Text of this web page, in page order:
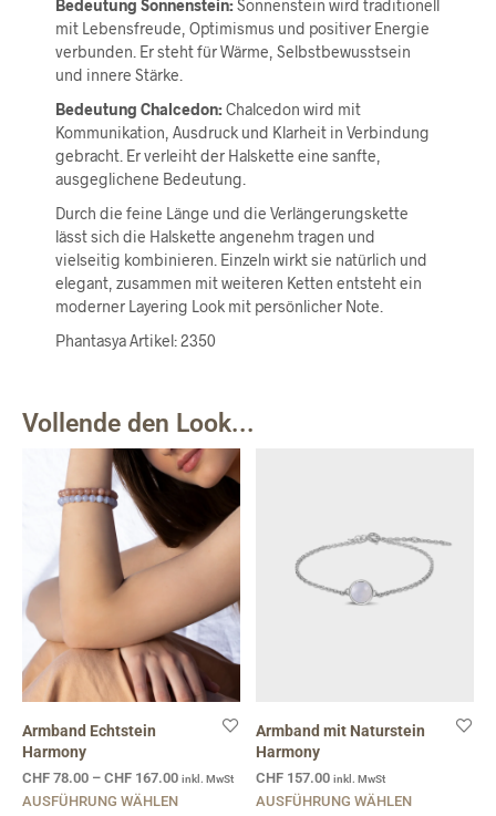
Bedeutung Sonnenstein:Sonnenstein wird traditionell
mit Lebensfreude, Optimismus und positiver Energie
verbunden. Er steht für Wärme, Selbstbewusstsein
und innere Stärke.
Bedeutung Chalcedon:Chalcedon wird mit
Kommunikation, Ausdruck und Klarheit in Verbindung
gebracht. Er verleiht der Halskette eine sanfte,
ausgeglichene Bedeutung.
Durch die feine Länge und die Verlängerungskette
lässt sich die Halskette angenehm tragen und
vielseitig kombinieren. Einzeln wirkt sie natürlich und
elegant, zusammen mit weiteren Ketten entsteht ein
moderner Layering Look mit persönlicher Note.
Phantasya Artikel: 2350
Vollende den Look...
Armband Echtstein
Harmony
CHF 78.00 – CHF 167.00 inkl. MwSt
AUSFÜHRUNG WÄHLEN
Armband mit Naturstein
Harmony
CHF 157.00 inkl. MwSt
AUSFÜHRUNG WÄHLEN